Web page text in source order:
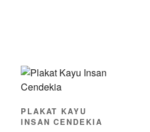
PLAKAT KAYU
INSAN CENDEKIA